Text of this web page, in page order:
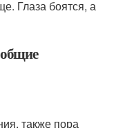
Глаза боятся, а
также пора